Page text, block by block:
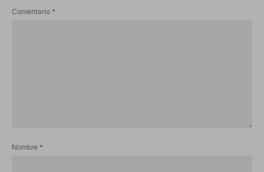
Comentario *
Nombre *